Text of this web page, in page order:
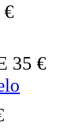
€
35 €